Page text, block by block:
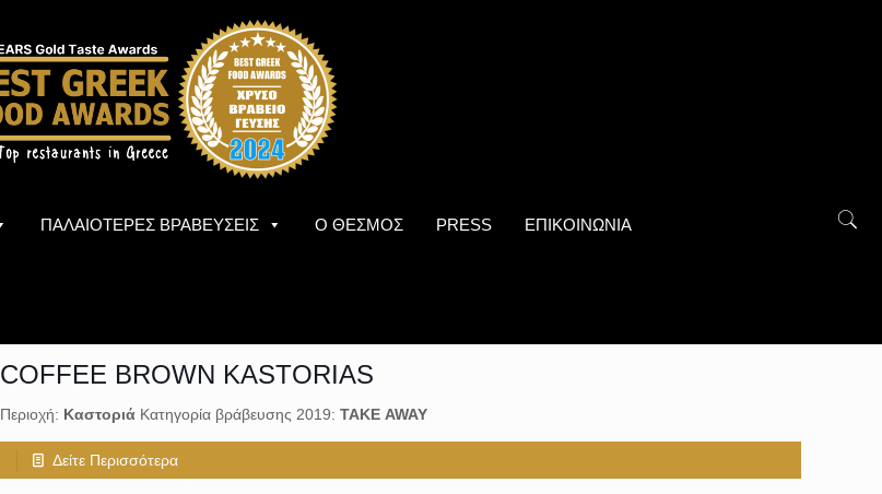
ΠΑΛΑΙΟΤΕΡΕΣ ΒΡΑΒΕΥΣΕΙΣ Ο ΘΕΣΜΟΣ PRESS ΕΠΙΚΟΙΝΩΝΙΑ
COFFEE BROWN KASTORIAS
Περιοχή: ΚαστοριάΚατηγορία βράβευσης 2019: ΤΑΚΕ AWAY
Δείτε Περισσότερα